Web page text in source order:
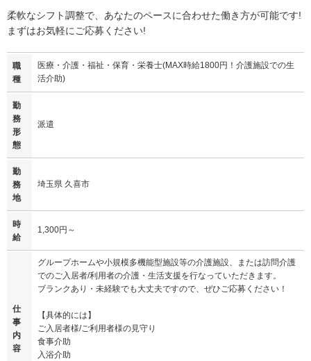
柔軟なシフト調整で、あなたのペースに合わせた働き方が可能です!
まずはお気軽にご応募ください!
職
種
医療・介護・福祉・保育・栄養士(MAX時給1800円！介護施設での生
活介助)
勤
務
形
態
派遣
勤
務
地
埼玉県 久喜市
時
給
1,300円～
仕
事
内
容
グループホームや小規模多機能型施設等の介護施設、または訪問介護
でのご入居者/利用者の介護・生活支援を行なっていただきます。
ブランクあり・未経験でも大丈夫ですので、ぜひご応募ください！
【具体的には】
ご入居者様/ご利用者様の見守り
食事介助
入浴介助